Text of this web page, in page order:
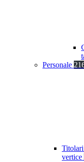
Personale
vertice